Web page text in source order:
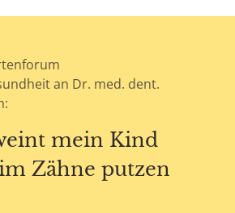
an Dr. med. dent.
mein Kind
Zähne putzen